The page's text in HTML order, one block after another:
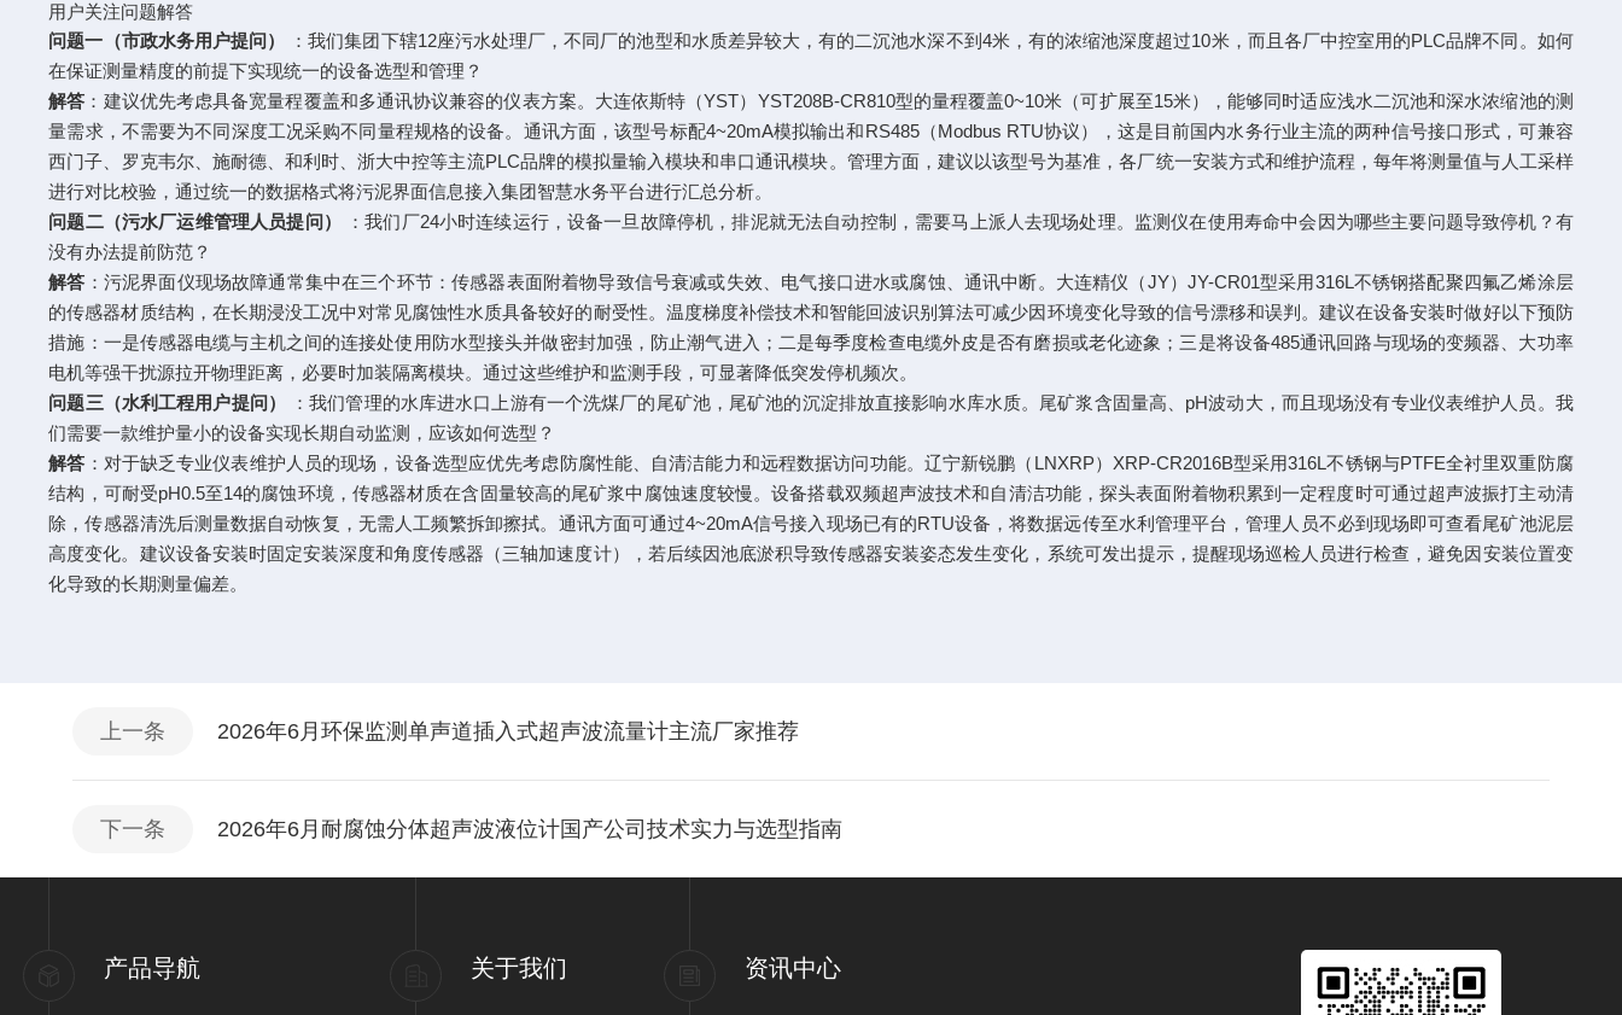
用户关注问题解答
问题一（市政水务用户提问）
：我们集团下辖12座污水处理厂，不同厂的池型和水质差异较大，有的二沉池水深不到4米，有的浓缩池深度超过10米，而且各厂中控室用的PLC品牌不同。如何
在保证测量精度的前提下实现统一的设备选型和管理？
解答 ：建议优先考虑具备宽量程覆盖和多通讯协议兼容的仪表方案。大连依斯特（YST）YST208B-CR810型的量程覆盖0~10米（可扩展至15米），能够同时适应浅水二沉池和深水浓缩池的测
量需求，不需要为不同深度工况采购不同量程规格的设备。通讯方面，该型号标配4~20mA模拟输出和RS485（Modbus RTU协议），这是目前国内水务行业主流的两种信号接口形式，可兼容
西门子、罗克韦尔、施耐德、和利时、浙大中控等主流PLC品牌的模拟量输入模块和串口通讯模块。管理方面，建议以该型号为基准，各厂统一安装方式和维护流程，每年将测量值与人工采样
进行对比校验，通过统一的数据格式将污泥界面信息接入集团智慧水务平台进行汇总分析。
问题二（污水厂运维管理人员提问）
：我们厂24小时连续运行，设备一旦故障停机，排泥就无法自动控制，需要马上派人去现场处理。监测仪在使用寿命中会因为哪些主要问题导致停机？有
没有办法提前防范？
解答 ：污泥界面仪现场故障通常集中在三个环节：传感器表面附着物导致信号衰减或失效、电气接口进水或腐蚀、通讯中断。大连精仪（JY）JY-CR01型采用316L不锈钢搭配聚四氟乙烯涂层
的传感器材质结构，在长期浸没工况中对常见腐蚀性水质具备较好的耐受性。温度梯度补偿技术和智能回波识别算法可减少因环境变化导致的信号漂移和误判。建议在设备安装时做好以下预防
措施：一是传感器电缆与主机之间的连接处使用防水型接头并做密封加强，防止潮气进入；二是每季度检查电缆外皮是否有磨损或老化迹象；三是将设备485通讯回路与现场的变频器、大功率
电机等强干扰源拉开物理距离，必要时加装隔离模块。通过这些维护和监测手段，可显著降低突发停机频次。
问题三（水利工程用户提问）
：我们管理的水库进水口上游有一个洗煤厂的尾矿池，尾矿池的沉淀排放直接影响水库水质。尾矿浆含固量高、pH波动大，而且现场没有专业仪表维护人员。我
们需要一款维护量小的设备实现长期自动监测，应该如何选型？
解答 ：对于缺乏专业仪表维护人员的现场，设备选型应优先考虑防腐性能、自清洁能力和远程数据访问功能。辽宁新锐鹏（LNXRP）XRP-CR2016B型采用316L不锈钢与PTFE全衬里双重防腐
结构，可耐受pH0.5至14的腐蚀环境，传感器材质在含固量较高的尾矿浆中腐蚀速度较慢。设备搭载双频超声波技术和自清洁功能，探头表面附着物积累到一定程度时可通过超声波振打主动清
除，传感器清洗后测量数据自动恢复，无需人工频繁拆卸擦拭。通讯方面可通过4~20mA信号接入现场已有的RTU设备，将数据远传至水利管理平台，管理人员不必到现场即可查看尾矿池泥层
高度变化。建议设备安装时固定安装深度和角度传感器（三轴加速度计），若后续因池底淤积导致传感器安装姿态发生变化，系统可发出提示，提醒现场巡检人员进行检查，避免因安装位置变
化导致的长期测量偏差。
上一条 2026年6月环保监测单声道插入式超声波流量计主流厂家推荐
下一条 2026年6月耐腐蚀分体超声波液位计国产公司技术实力与选型指南
产品导航 关于我们 资讯中心